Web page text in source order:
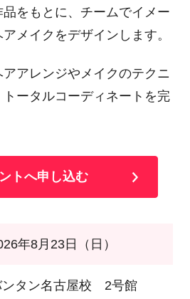
をもとに、チームでイメー
メイクをデザインします。
アレンジやメイクのテクニ
ータルコーディネートを完
トへ申し込む
年8月23日（日）
ンタン名古屋校 2号館